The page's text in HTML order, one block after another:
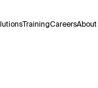
TrainingCareersAbout